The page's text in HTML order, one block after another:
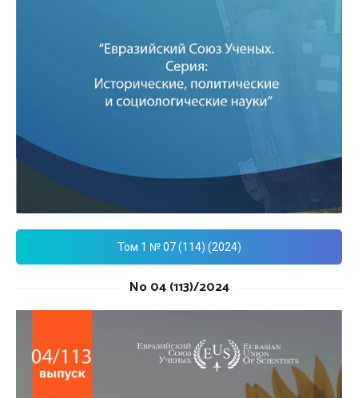
Том 1 № 07 (114) (2024)
No 04 (113)/2024